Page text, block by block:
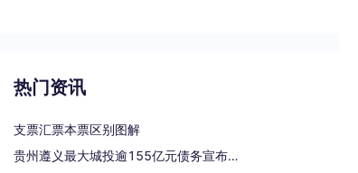
热门资讯
支票汇票本票区别图解
贵州遵义最大城投逾155亿元债务宣布重组